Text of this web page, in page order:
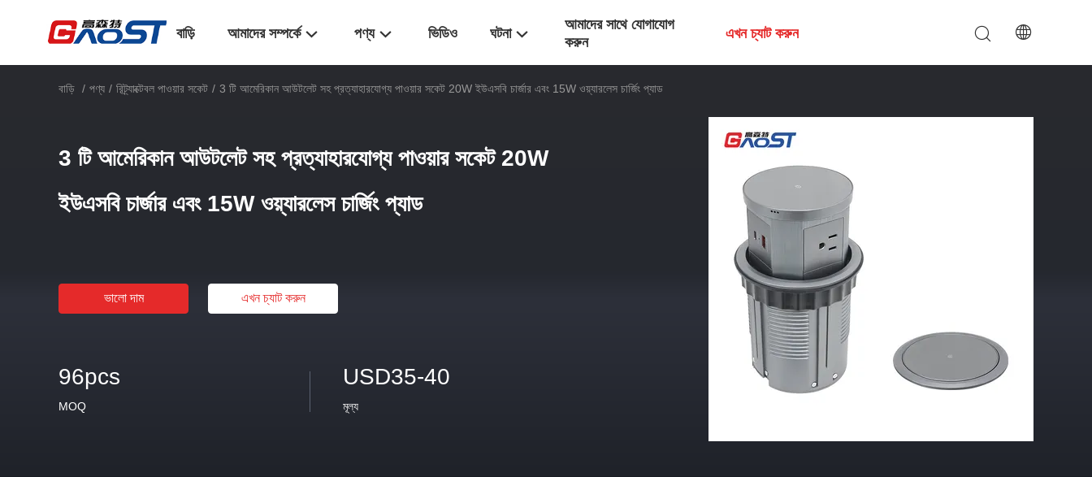
বাড়ি আমাদের সম্পর্কে পণ্য ভিডিও ঘটনা
আমাদের সাথে যোগাযোগ
করুন
এখন চ্যাট করুন
বাড়ি / পণ্য / রিট্র্যাক্টেবল পাওয়ার সকেট / 3 টি আমেরিকান আউটলেট সহ প্রত্যাহারযোগ্য পাওয়ার সকেট 20W ইউএসবি চার্জার এবং 15W ওয়্যারলেস চার্জিং প্যাড
3 টি আমেরিকান আউটলেট সহ প্রত্যাহারযোগ্য পাওয়ার সকেট 20W
ইউএসবি চার্জার এবং 15W ওয়্যারলেস চার্জিং প্যাড
ভালো দাম এখন চ্যাট করুন
96pcs
MOQ
USD35-40
মূল্য